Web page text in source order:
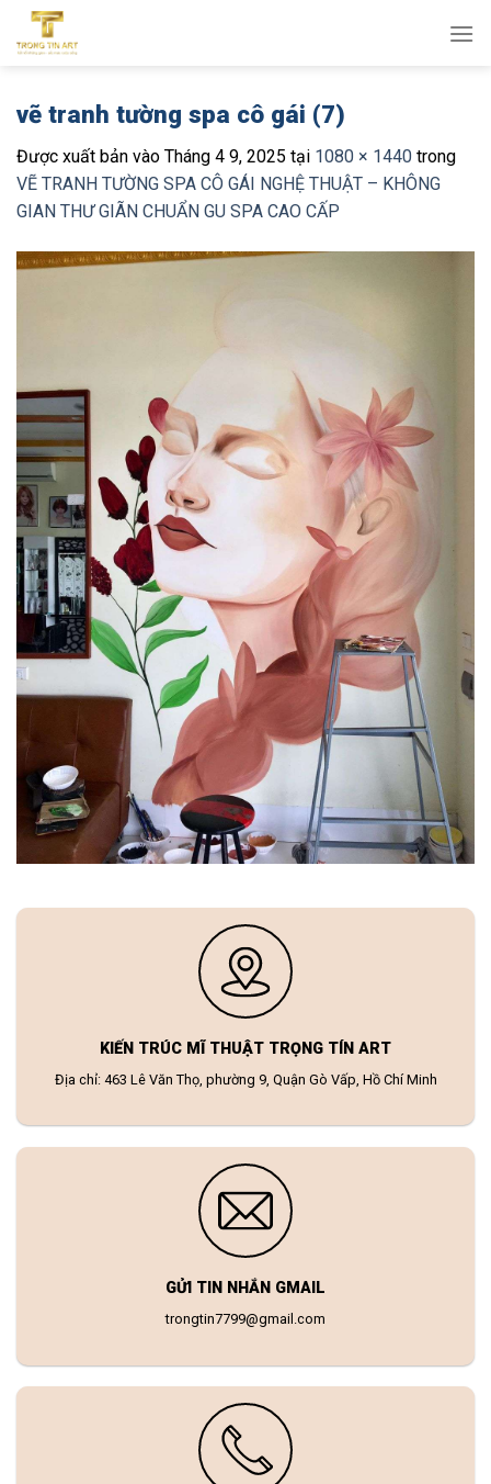
qua
vẽ tranh tường spa cô gái (7)
Được xuất bản vào Tháng 4 9, 2025 tại 1080 × 1440 trong
VẼ TRANH TƯỜNG SPA CÔ GÁI NGHỆ THUẬT – KHÔNG
GIAN THƯ GIÃN CHUẨN GU SPA CAO CẤP
KIẾN TRÚC MĨ THUẬT TRỌNG TÍN ART
Địa chỉ: 463 Lê Văn Thọ, phường 9, Quận Gò Vấp, Hồ Chí Minh
GỬI TIN NHẮN GMAIL
trongtin7799@gmail.com